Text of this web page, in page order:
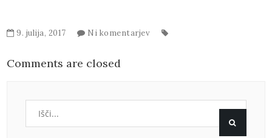
9. julija, 2017 Ni komentarjev
Comments are closed